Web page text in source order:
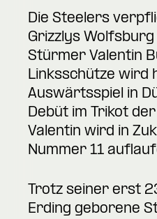
Die Steelers
Grizzlys
Stürmer Valentin
Linksschütze wird
Auswärtsspiel in
Debüt im Trikot
Valentin wird in
Nummer 11
Trotz seiner erst
Erding geborene